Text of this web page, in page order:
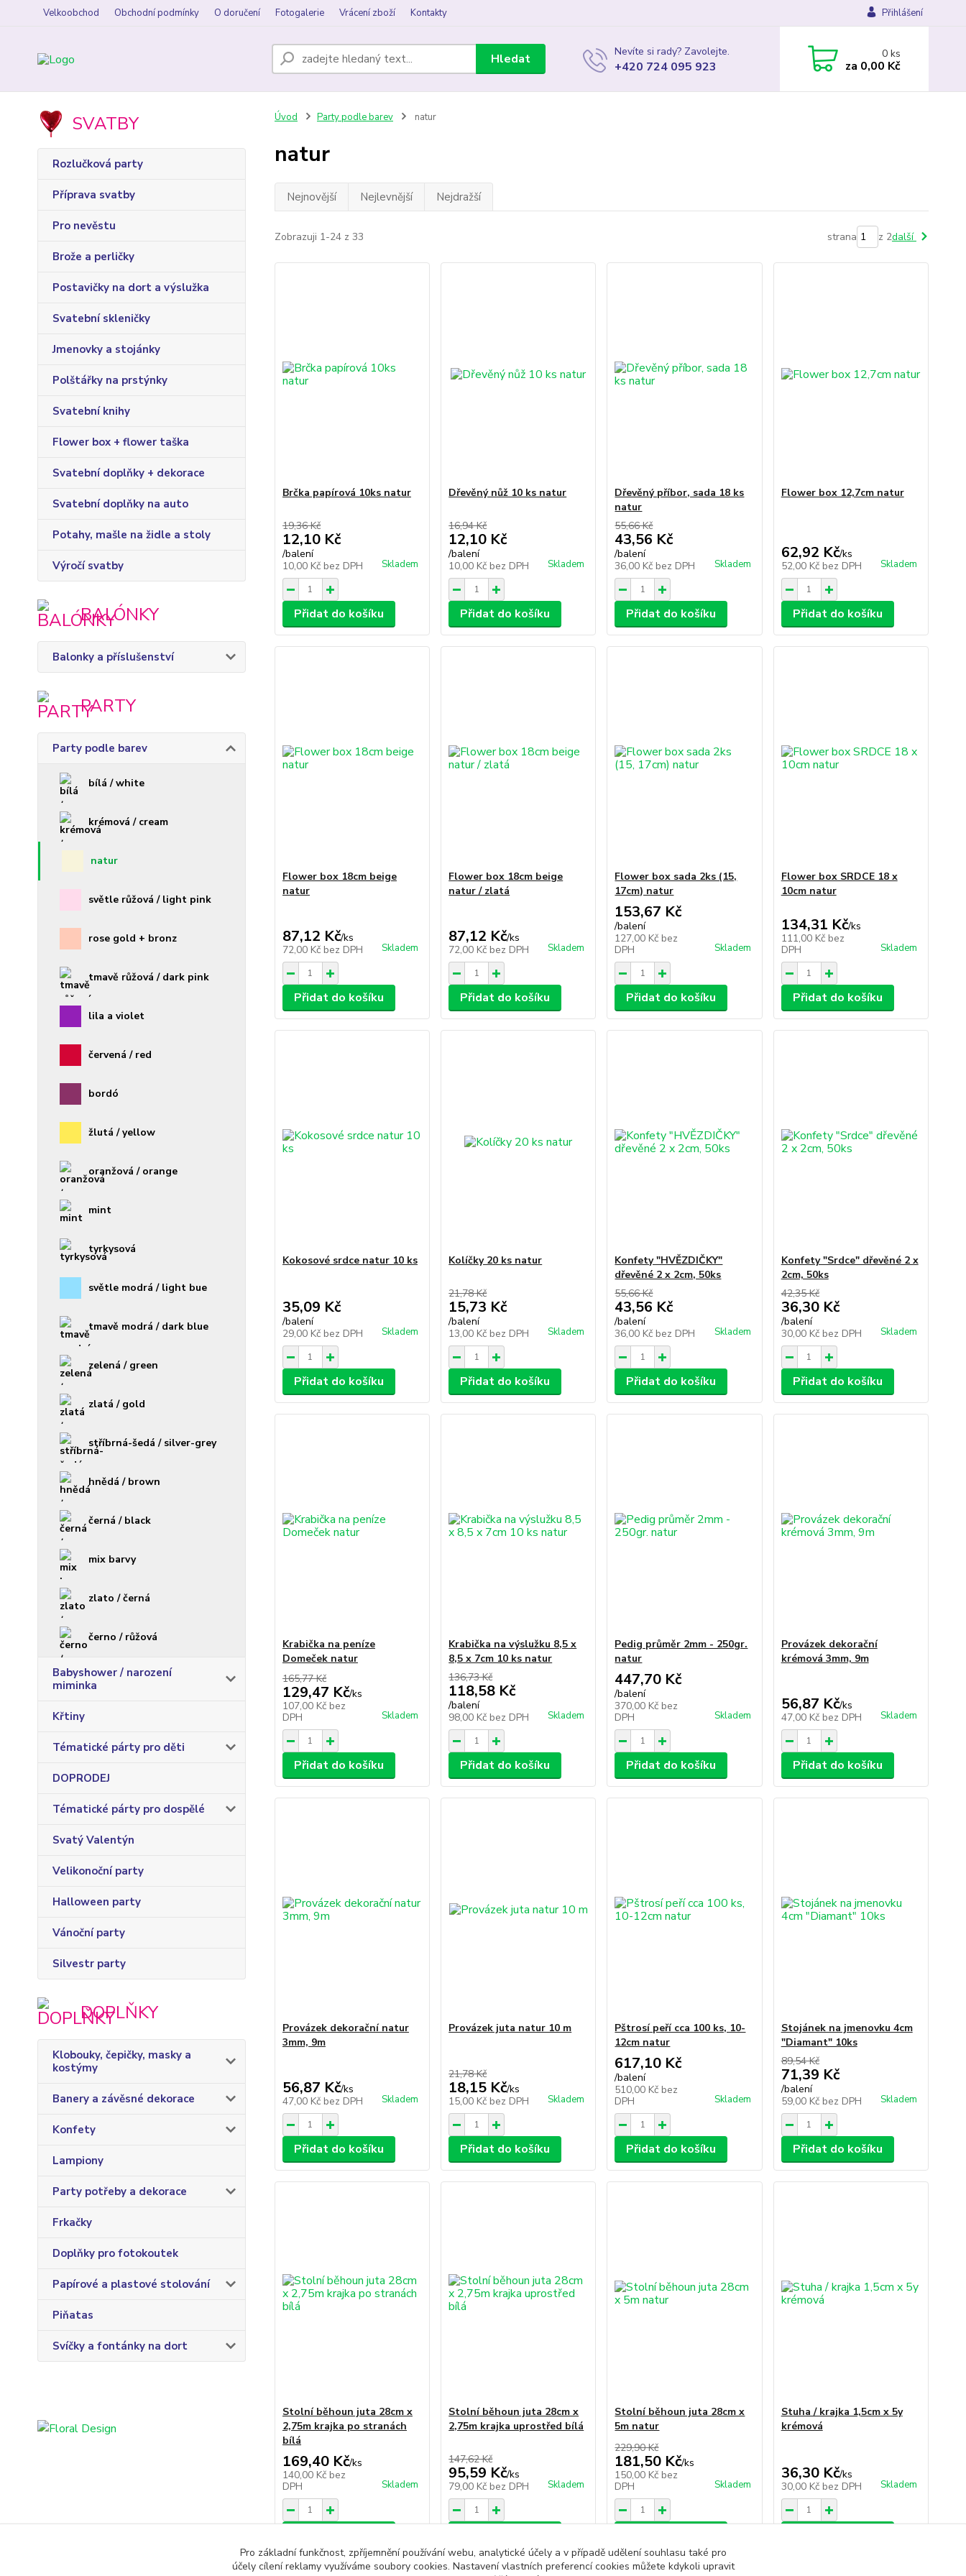
Velkoobchod Obchodní podmínky O doručení Fotogalerie Vrácení zboží Kontakty Přihlášení
Hledat Nevíte si rady? Zavolejte.
+420 724 095 923
0ks
za 0,00 Kč
SVATBY
Rozlučková party
Příprava svatby
Pro nevěstu
Brože a perličky
Postavičky na dort a výslužka
Svatební skleničky
Jmenovky a stojánky
Polštářky na prstýnky
Svatební knihy
Flower box + flower taška
Svatební doplňky + dekorace
Svatební doplňky na auto
Potahy, mašle na židle a stoly
Výročí svatby
BALÓNKY
Balonky a příslušenství
PARTY
Party podle barev
bílá / white
krémová / cream
natur
světle růžová / light pink
rose gold + bronz
tmavě růžová / dark pink
lila a violet
červená / red
bordó
žlutá / yellow
oranžová / orange
mint
tyrkysová
světle modrá / light bue
tmavě modrá / dark blue
zelená / green
zlatá / gold
stříbrná-šedá / silver-grey
hnědá / brown
černá / black
mix barvy
zlato / černá
černo / růžová
Babyshower / narození
miminka
Křtiny
Tématické párty pro děti
DOPRODEJ
Tématické párty pro dospělé
Svatý Valentýn
Velikonoční party
Halloween party
Vánoční party
Silvestr party
DOPLŇKY
Klobouky, čepičky, masky a
kostýmy
Banery a závěsné dekorace
Konfety
Lampiony
Party potřeby a dekorace
Frkačky
Doplňky pro fotokoutek
Papírové a plastové stolování
Piňatas
Svíčky a fontánky na dort
Úvod Party podle barev natur
natur
Nejnovější Nejlevnější Nejdražší
Zobrazuji 1-24 z 33 strana z 2další
Brčka papírová 10ks natur
19,36 Kč
12,10 Kč
/balení
10,00 Kč bez DPH Skladem
Přidat do košíku
Dřevěný nůž 10 ks natur
16,94 Kč
12,10 Kč
/balení
10,00 Kč bez DPH Skladem
Přidat do košíku
Dřevěný příbor, sada 18 ks
natur
55,66 Kč
43,56 Kč
/balení
36,00 Kč bez DPH Skladem
Přidat do košíku
Flower box 12,7cm natur
62,92 Kč/ks
52,00 Kč bez DPH Skladem
Přidat do košíku
Flower box 18cm beige
natur
87,12 Kč/ks
72,00 Kč bez DPH Skladem
Přidat do košíku
Flower box 18cm beige
natur / zlatá
87,12 Kč/ks
72,00 Kč bez DPH Skladem
Přidat do košíku
Flower box sada 2ks (15,
17cm) natur
153,67 Kč
/balení
127,00 Kč bez
DPH
Skladem
Přidat do košíku
Flower box SRDCE 18 x
10cm natur
134,31 Kč/ks
111,00 Kč bez
DPH
Skladem
Přidat do košíku
Kokosové srdce natur 10 ks
35,09 Kč
/balení
29,00 Kč bez DPH Skladem
Přidat do košíku
Kolíčky 20 ks natur
21,78 Kč
15,73 Kč
/balení
13,00 Kč bez DPH Skladem
Přidat do košíku
Konfety "HVĚZDIČKY"
dřevěné 2 x 2cm, 50ks
55,66 Kč
43,56 Kč
/balení
36,00 Kč bez DPH Skladem
Přidat do košíku
Konfety "Srdce" dřevěné 2 x
2cm, 50ks
42,35 Kč
36,30 Kč
/balení
30,00 Kč bez DPH Skladem
Přidat do košíku
Krabička na peníze
Domeček natur
165,77 Kč
129,47 Kč/ks
107,00 Kč bez
DPH
Skladem
Přidat do košíku
Krabička na výslužku 8,5 x
8,5 x 7cm 10 ks natur
136,73 Kč
118,58 Kč
/balení
98,00 Kč bez DPH Skladem
Přidat do košíku
Pedig průměr 2mm - 250gr.
natur
447,70 Kč
/balení
370,00 Kč bez
DPH
Skladem
Přidat do košíku
Provázek dekorační
krémová 3mm, 9m
56,87 Kč/ks
47,00 Kč bez DPH Skladem
Přidat do košíku
Provázek dekorační natur
3mm, 9m
56,87 Kč/ks
47,00 Kč bez DPH Skladem
Přidat do košíku
Provázek juta natur 10 m
21,78 Kč
18,15 Kč/ks
15,00 Kč bez DPH Skladem
Přidat do košíku
Pštrosí peří cca 100 ks, 10-
12cm natur
617,10 Kč
/balení
510,00 Kč bez
DPH
Skladem
Přidat do košíku
Stojánek na jmenovku 4cm
"Diamant" 10ks
89,54 Kč
71,39 Kč
/balení
59,00 Kč bez DPH Skladem
Přidat do košíku
Stolní běhoun juta 28cm x
2,75m krajka po stranách
bílá
169,40 Kč/ks
140,00 Kč bez
DPH
Skladem
Stolní běhoun juta 28cm x
2,75m krajka uprostřed bílá
147,62 Kč
95,59 Kč/ks
79,00 Kč bez DPH Skladem
Stolní běhoun juta 28cm x
5m natur
229,90 Kč
181,50 Kč/ks
150,00 Kč bez
DPH
Skladem
Stuha / krajka 1,5cm x 5y
krémová
36,30 Kč/ks
30,00 Kč bez DPH Skladem
Pro základní funkčnost, zpříjemnění používání webu, analytické účely a v případě udělení souhlasu také pro
účely cílení reklamy využíváme soubory cookies. Nastavení vlastních preferencí cookies můžete kdykoli upravit